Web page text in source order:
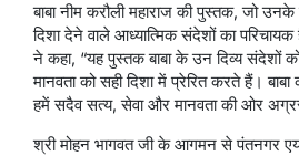
बाबा नीम करौली महाराज की पुस्तक, जो
दिशा देने वाले आध्यात्मिक संदेशों का
ने कहा, “यह पुस्तक बाबा के उन दिव्य संदेशों
मानवता को सही दिशा में प्रेरित करते हैं।
हमें सदैव सत्य, सेवा और मानवता की ओर
श्री मोहन भागवत जी के आगमन से पंतनगर